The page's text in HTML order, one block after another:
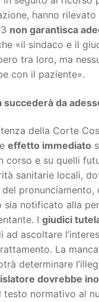
hanno
non garantisca
«il sindaco e il
tra loro, ma
con il paziente».
succederà da
della Corte
effetto immediato
corso e su quelli
sanitarie locali,
pronunciamento,
sia notificato alla
I giudici
ad ascoltare
La
determinare
dovrebbe
testo normativo al